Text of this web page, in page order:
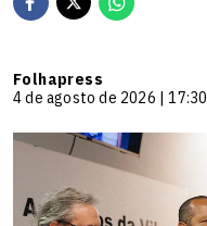
Folhapress
4 de agosto de 2026 | 17:30